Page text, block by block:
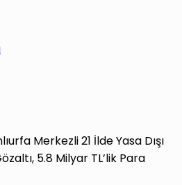
Merkezli 21 İlde Yasa Dışı
5.8 Milyar TL’lik Para